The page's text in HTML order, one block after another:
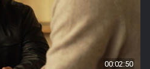
00:02:50